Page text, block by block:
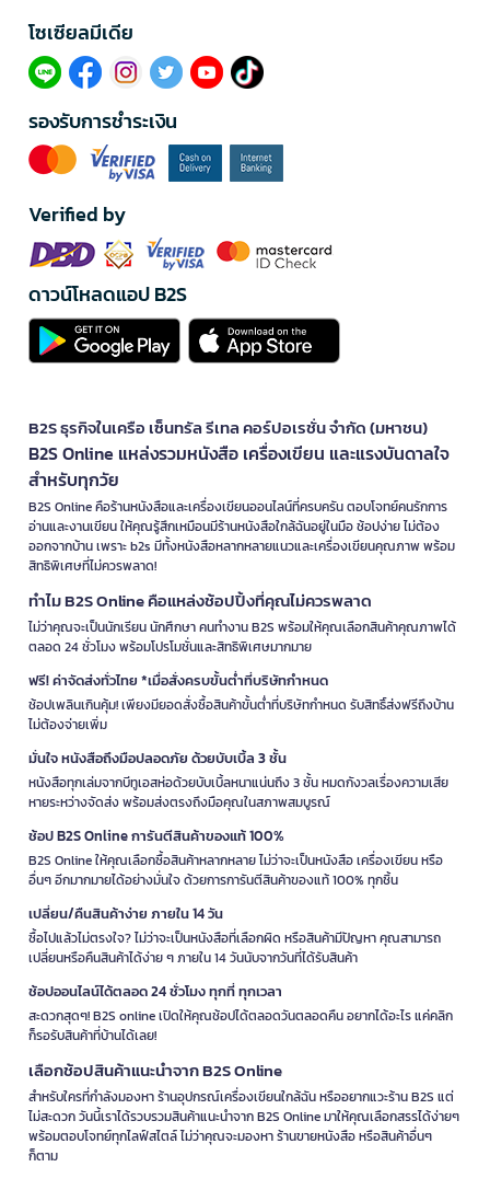
โซเซียลมีเดีย​
รองรับการชำระเงิน
Verified by
ดาวน์โหลดแอป B2S
B2S ธุรกิจในเครือ เซ็นทรัล รีเทล คอร์ปอเรชั่น จำกัด (มหาชน)
B2S Online แหล่งรวมหนังสือ เครื่องเขียน และแรงบันดาลใจ
สำหรับทุกวัย
B2S Online คือร้านหนังสือและเครื่องเขียนออนไลน์ที่ครบครัน ตอบโจทย์คนรักการ
อ่านและงานเขียน ให้คุณรู้สึกเหมือนมีร้านหนังสือใกล้ฉันอยู่ในมือ ช้อปง่าย ไม่ต้อง
ออกจากบ้าน เพราะ b2s มีทั้งหนังสือหลากหลายแนวและเครื่องเขียนคุณภาพ พร้อม
สิทธิพิเศษที่ไม่ควรพลาด!
ทำไม B2S Online คือแหล่งช้อปปิ้งที่คุณไม่ควรพลาด
ไม่ว่าคุณจะเป็นนักเรียน นักศึกษา คนทำงาน B2S พร้อมให้คุณเลือกสินค้าคุณภาพได้
ตลอด 24 ชั่วโมง พร้อมโปรโมชั่นและสิทธิพิเศษมากมาย
ฟรี! ค่าจัดส่งทั่วไทย *เมื่อสั่งครบขั้นต่ำที่บริษัทกำหนด
ช้อปเพลินเกินคุ้ม! เพียงมียอดสั่งซื้อสินค้าขั้นต่ำที่บริษัทกำหนด รับสิทธิ์ส่งฟรีถึงบ้าน
ไม่ต้องจ่ายเพิ่ม
มั่นใจ หนังสือถึงมือปลอดภัย ด้วยบับเบิ้ล 3 ชั้น
หนังสือทุกเล่มจากบีทูเอสห่อด้วยบับเบิ้ลหนาแน่นถึง 3 ชั้น หมดกังวลเรื่องความเสีย
หายระหว่างจัดส่ง พร้อมส่งตรงถึงมือคุณในสภาพสมบูรณ์
ช้อป B2S Online การันตีสินค้าของแท้ 100%
B2S Online ให้คุณเลือกซื้อสินค้าหลากหลาย ไม่ว่าจะเป็นหนังสือ เครื่องเขียน หรือ
อื่นๆ อีกมากมายได้อย่างมั่นใจ ด้วยการการันตีสินค้าของแท้ 100% ทุกชิ้น
เปลี่ยน/คืนสินค้าง่าย ภายใน 14 วัน
ซื้อไปแล้วไม่ตรงใจ? ไม่ว่าจะเป็นหนังสือที่เลือกผิด หรือสินค้ามีปัญหา คุณสามารถ
เปลี่ยนหรือคืนสินค้าได้ง่าย ๆ ภายใน 14 วันนับจากวันที่ได้รับสินค้า
ช้อปออนไลน์ได้ตลอด 24 ชั่วโมง ทุกที่ ทุกเวลา
สะดวกสุดๆ! B2S online เปิดให้คุณช้อปได้ตลอดวันตลอดคืน อยากได้อะไร แค่คลิก
ก็รอรับสินค้าที่บ้านได้เลย!
เลือกช้อปสินค้าแนะนำจาก B2S Online
สำหรับใครที่กำลังมองหา ร้านอุปกรณ์เครื่องเขียนใกล้ฉัน หรืออยากแวะร้าน B2S แต่
ไม่สะดวก วันนี้เราได้รวบรวมสินค้าแนะนำจาก B2S Online มาให้คุณเลือกสรรได้ง่ายๆ
พร้อมตอบโจทย์ทุกไลฟ์สไตล์ ไม่ว่าคุณจะมองหา ร้านขายหนังสือ หรือสินค้าอื่นๆ
ก็ตาม